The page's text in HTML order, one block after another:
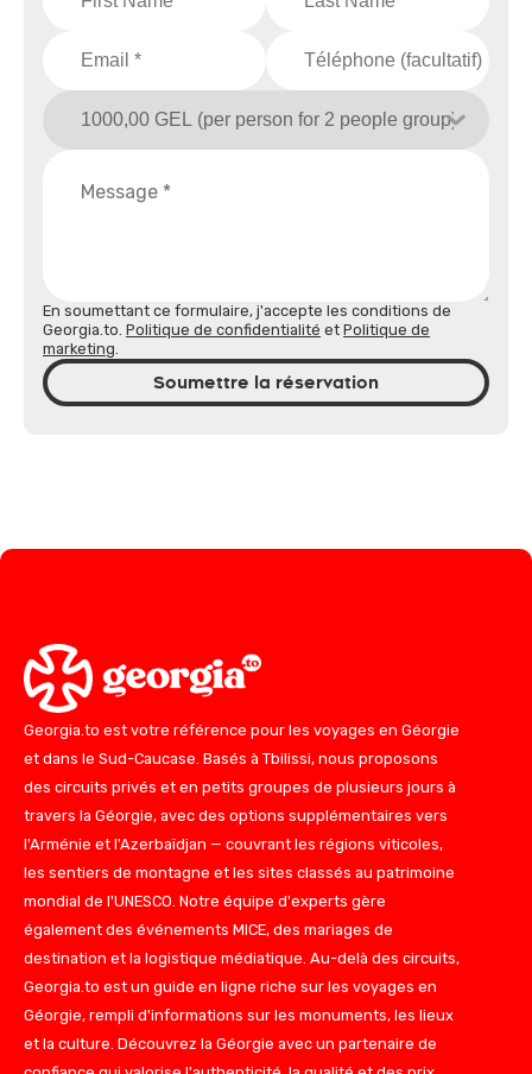
En soumettant ce formulaire, j'accepte les conditions de
Georgia.to. Politique de confidentialité et Politique de
marketing.
Soumettre la réservation
Georgia.to est votre référence pour les voyages en Géorgie
et dans le Sud-Caucase. Basés à Tbilissi, nous proposons
des circuits privés et en petits groupes de plusieurs jours à
travers la Géorgie, avec des options supplémentaires vers
l'Arménie et l'Azerbaïdjan — couvrant les régions viticoles,
les sentiers de montagne et les sites classés au patrimoine
mondial de l'UNESCO. Notre équipe d'experts gère
également des événements MICE, des mariages de
destination et la logistique médiatique. Au-delà des circuits,
Georgia.to est un guide en ligne riche sur les voyages en
Géorgie, rempli d'informations sur les monuments, les lieux
et la culture. Découvrez la Géorgie avec un partenaire de